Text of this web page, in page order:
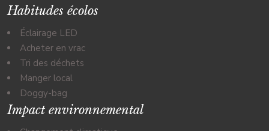
Habitudes écolos
Éclairage LED
Acheter en vrac
Tri des déchets
Manger local
Doggy-bag
Impact environnemental